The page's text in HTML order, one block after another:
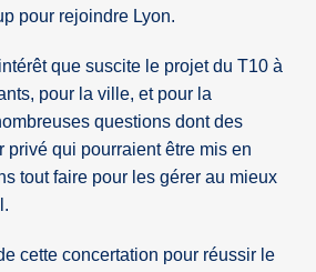
pour rejoindre Lyon.
que suscite le projet du T10 à
pour la ville, et pour la
questions dont des
privé qui pourraient être mis en
tout faire pour les gérer au mieux
cette concertation pour réussir le